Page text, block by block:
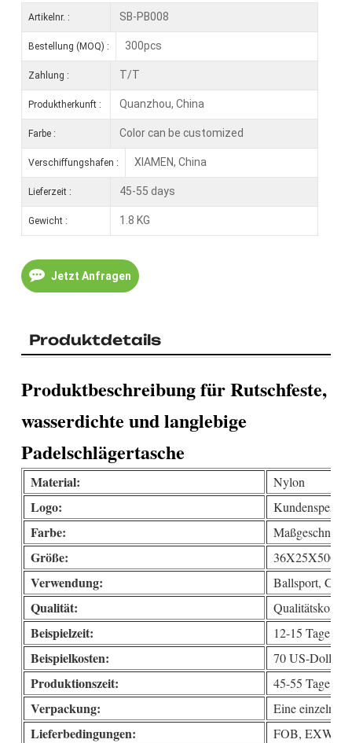
Artikelnr. : SB-PB008
Bestellung (MOQ) : 300pcs
Zahlung : T/T
Produktherkunft : Quanzhou, China
Farbe : Color can be customized
Verschiffungshafen : XIAMEN, China
Lieferzeit : 45-55 days
Gewicht : 1.8 KG
Jetzt Anfragen
Produktdetails
Produktbeschreibung fürRutschfeste,
wasserdichte und langlebige
Padelschlägertasche
Material: Nylon
Logo:
Farbe:
Größe: 36X25X50CM
Verwendung: Ballsport,
Qualität:
Beispielzeit: 12-15 Tage
Beispielkosten: 70 US-Dollar
Produktionszeit: 45-55 Tage
Verpackung: Eine einzelne
Lieferbedingungen: FOB, EXW,